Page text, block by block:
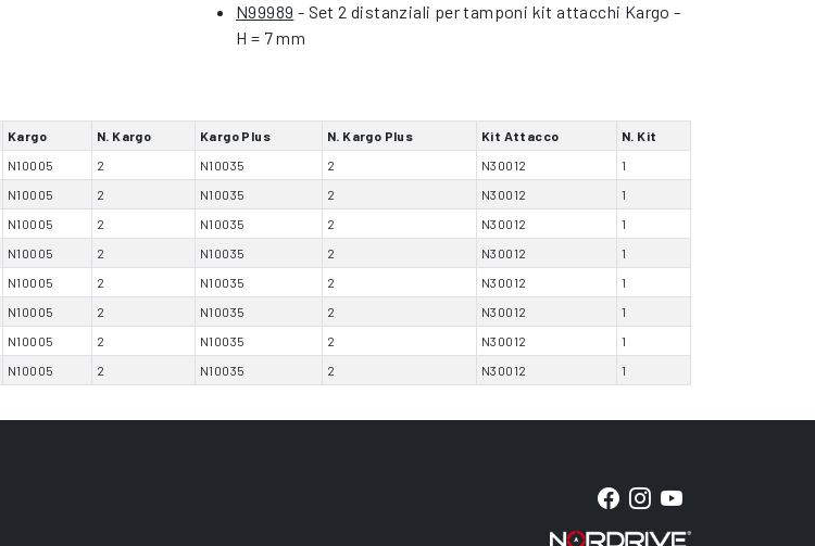
N99989 - Set 2 distanziali per tamponi kit attacchi Kargo -
H = 7 mm
Kargo N. Kargo Kargo Plus N. Kargo Plus Kit Attacco
N. Kit
N10005 2 N10035 2 N30012
1
N10005 2 N10035 2 N30012
1
N10005 2 N10035 2 N30012
1
N10005 2 N10035 2 N30012
1
N10005 2 N10035 2 N30012
1
N10005 2 N10035 2 N30012
1
N10005 2 N10035 2 N30012
1
N10005 2 N10035 2 N30012 1